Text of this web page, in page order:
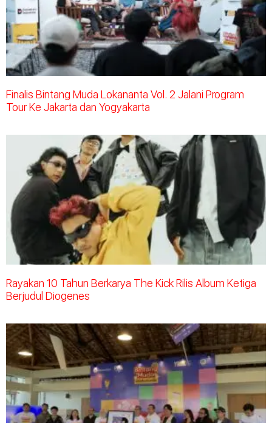
Finalis Bintang Muda Lokananta Vol. 2 Jalani Program
Tour Ke Jakarta dan Yogyakarta
Rayakan 10 Tahun Berkarya The Kick Rilis Album Ketiga
Berjudul Diogenes